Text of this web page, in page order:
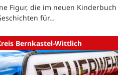
Figur, die im neuen Kinderbuch
für…
Bernkastel-Wittlich